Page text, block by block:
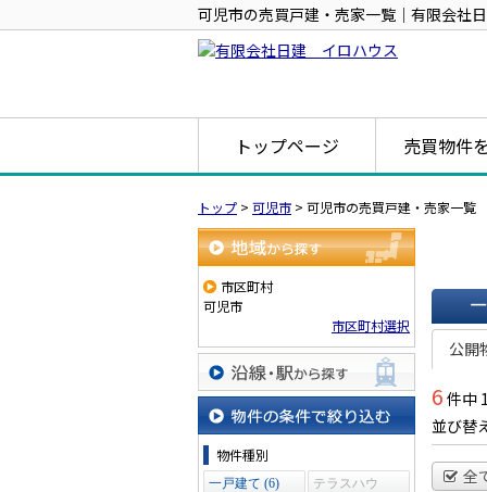
可児市の売買戸建・売家一覧｜有限会社
トップページ 売買物件
トップ > 可児市 > 可児市の売買戸建・売家一覧
地域から探す
市区町村
可児市
市区町村選択
沿線・駅から探す
物件の条件で絞り込む
物件種別
一戸建て (6)
テラスハウ
一覧で
公開
6 件中
並び替
全